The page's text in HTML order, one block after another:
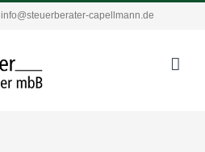
info@steuerberater-capellmann.de